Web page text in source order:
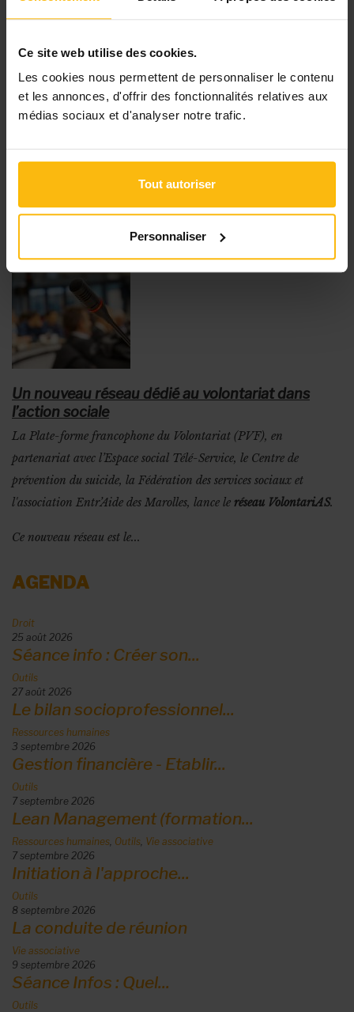
Ce site web utilise des cookies.
Les cookies nous permettent de personnaliser le contenu
et les annonces, d'offrir des fonctionnalités relatives aux
médias sociaux et d'analyser notre trafic.
Tout autoriser
Personnaliser
Carnet d'adresses : changement au sein de la
direction de la PFV
Suite au départ de Gaëtane Convent, qui rejoint le cabinet de la
ministre Alda Greoli (comme cheffe de cabinet adjointe) à la
Plateforme francophone du volontariat (PFV)
est nommée...
Un nouveau réseau dédié au volontariat dans
l’action sociale
La Plate-forme francophone du Volontariat (PVF), en
partenariat avec l’Espace social Télé-Service, le Centre de
prévention du suicide, la Fédération des services sociaux et
l'association Entr’Aide des Marolles, lance le réseau VolontariAS.
Ce nouveau réseau est le...
AGENDA
Droit
25 août 2026
Séance info : Créer son...
Outils
27 août 2026
Le bilan socioprofessionnel...
Ressources humaines
3 septembre 2026
Gestion financière - Etablir...
Outils
7 septembre 2026
Lean Management (formation...
Ressources humaines, Outils, Vie associative
7 septembre 2026
Initiation à l'approche...
Outils
8 septembre 2026
La conduite de réunion
Vie associative
9 septembre 2026
Séance Infos : Quel...
Outils